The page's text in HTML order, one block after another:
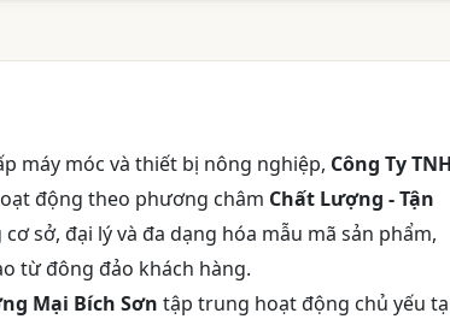
máy móc và thiết bị nông nghiệp, Công Ty
động theo phương châm Chất Lượng - Tận
sở, đại lý và đa dạng hóa mẫu mã sản phẩm,
từ đông đảo khách hàng.
Mại Bích Sơn tập trung hoạt động chủ yếu